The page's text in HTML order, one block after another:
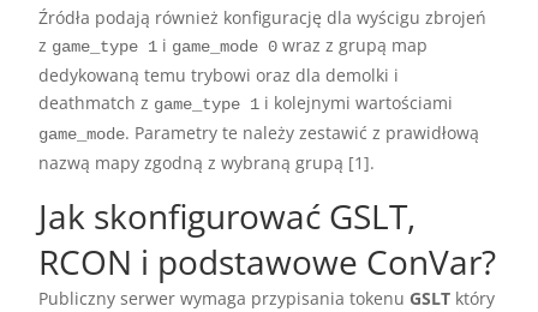
Źródła podają również konfigurację dla wyścigu zbrojeń
z game_type 1 i game_mode 0 wraz z grupą map
dedykowaną temu trybowi oraz dla demolki i
deathmatch z game_type 1 i kolejnymi wartościami
game_mode. Parametry te należy zestawić z prawidłową
nazwą mapy zgodną z wybraną grupą [1].
Jak skonfigurować GSLT,
RCON i podstawowe ConVar?
Publiczny serwer wymaga przypisania tokenu GSLT który